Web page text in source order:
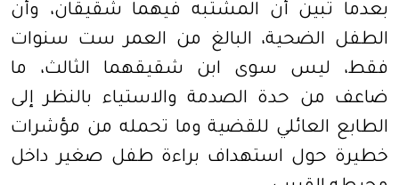
بعدما تبين أن المشتبه فيهما شقيقان، وأن
الطفل الضحية، البالغ من العمر ست سنوات
فقط، ليس سوى ابن شقيقهما الثالث، ما
ضاعف من حدة الصدمة والاستياء بالنظر إلى
الطابع العائلي للقضية وما تحمله من مؤشرات
خطيرة حول استهداف براءة طفل صغير داخل